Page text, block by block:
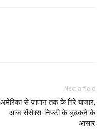
Next article
अमेरिका से जापान तक के गिरे बाजार,
आज सेंसेक्स-निफ्टी के लुढ़कने के
आसार